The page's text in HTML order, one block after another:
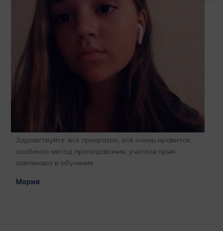
Здравствуйте, всё прекрасно, всё очень нравится,
особенно метод преподавания, учителя прям
завлекают в обучение
Мария